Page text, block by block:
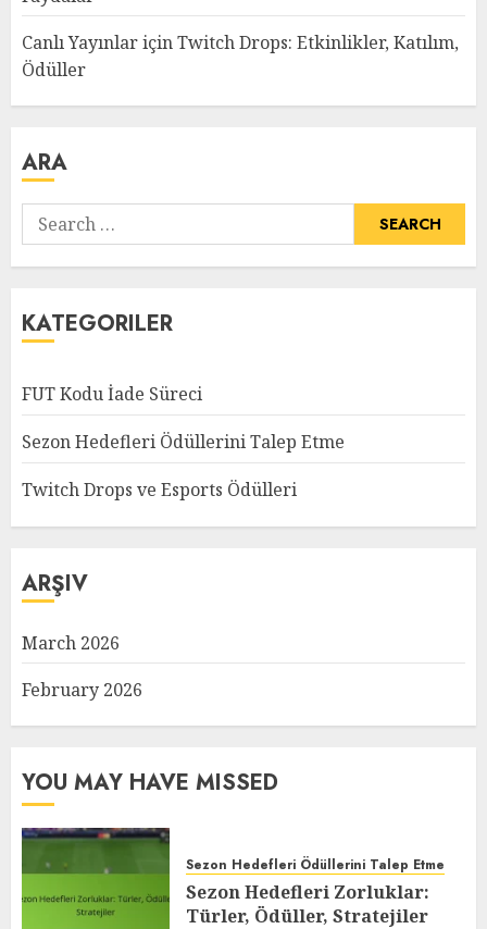
Canlı Yayınlar için Twitch Drops: Etkinlikler, Katılım,
Ödüller
ARA
Search
for:
KATEGORILER
FUT Kodu İade Süreci
Sezon Hedefleri Ödüllerini Talep Etme
Twitch Drops ve Esports Ödülleri
ARŞIV
March 2026
February 2026
YOU MAY HAVE MISSED
Sezon Hedefleri Ödüllerini Talep Etme
Sezon Hedefleri Zorluklar:
Türler, Ödüller, Stratejiler